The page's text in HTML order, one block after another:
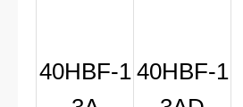
40HBF-1 40HBF-1